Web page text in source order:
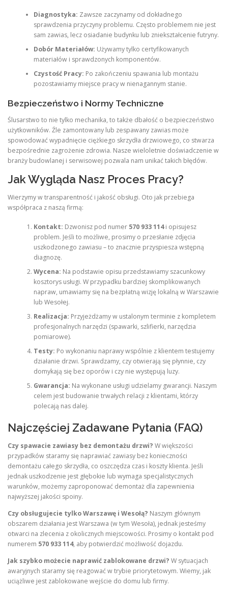
Diagnostyka: Zawsze zaczynamy od dokładnego
sprawdzenia przyczyny problemu. Często problemem nie jest
sam zawias, lecz osiadanie budynku lub zniekształcenie futryny.
Dobór Materiałów: Używamy tylko certyfikowanych
materiałów i sprawdzonych komponentów.
Czystość Pracy: Po zakończeniu spawania lub montażu
pozostawiamy miejsce pracy w nienagannym stanie.
Bezpieczeństwo i Normy Techniczne
Ślusarstwo to nie tylko mechanika, to także dbałość o bezpieczeństwo
użytkowników. Źle zamontowany lub zespawany zawias może
spowodować wypadnięcie ciężkiego skrzydła drzwiowego, co stwarza
bezpośrednie zagrożenie zdrowia. Nasze wieloletnie doświadczenie w
branży budowlanej i serwisowej pozwala nam unikać takich błędów.
Jak Wygląda Nasz Proces Pracy?
Wierzymy w transparentność i jakość obsługi. Oto jak przebiega
współpraca z naszą firmą:
Kontakt: Dzwonisz pod numer 570 933 114i opisujesz
problem. Jeśli to możliwe, prosimy o przesłanie zdjęcia
uszkodzonego zawiasu – to znacznie przyspiesza wstępną
diagnozę.
Wycena: Na podstawie opisu przedstawiamy szacunkowy
kosztorys usługi. W przypadku bardziej skomplikowanych
napraw, umawiamy się na bezpłatną wizję lokalną w Warszawie
lub Wesołej.
Realizacja: Przyjeżdżamy w ustalonym terminie z kompletem
profesjonalnych narzędzi (spawarki, szlifierki, narzędzia
pomiarowe).
Testy: Po wykonaniu naprawy wspólnie z klientem testujemy
działanie drzwi. Sprawdzamy, czy otwierają się płynnie, czy
domykają się bez oporów i czy nie występują luzy.
Gwarancja: Na wykonane usługi udzielamy gwarancji. Naszym
celem jest budowanie trwałych relacji z klientami, którzy
polecają nas dalej.
Najczęściej Zadawane Pytania (FAQ)
Czy spawacie zawiasy bez demontażu drzwi? W większości
przypadków staramy się naprawiać zawiasy bez konieczności
demontażu całego skrzydła, co oszczędza czas i koszty klienta. Jeśli
jednak uszkodzenie jest głębokie lub wymaga specjalistycznych
warunków, możemy zaproponować demontaż dla zapewnienia
najwyższej jakości spoiny.
Czy obsługujecie tylko Warszawę i Wesołą? Naszym głównym
obszarem działania jest Warszawa (w tym Wesoła), jednak jesteśmy
otwarci na zlecenia z okolicznych miejscowości. Prosimy o kontakt pod
numerem 570 933 114, aby potwierdzić możliwość dojazdu.
Jak szybko możecie naprawić zablokowane drzwi? W sytuacjach
awaryjnych staramy się reagować w trybie priorytetowym. Wiemy, jak
uciążliwe jest zablokowane wejście do domu lub firmy.